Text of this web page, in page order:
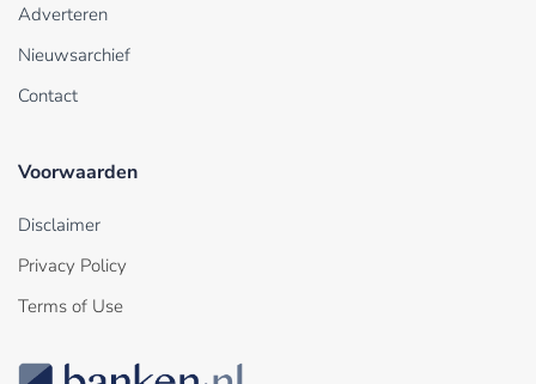
Adverteren
Nieuwsarchief
Contact
Voorwaarden
Disclaimer
Privacy Policy
Terms of Use